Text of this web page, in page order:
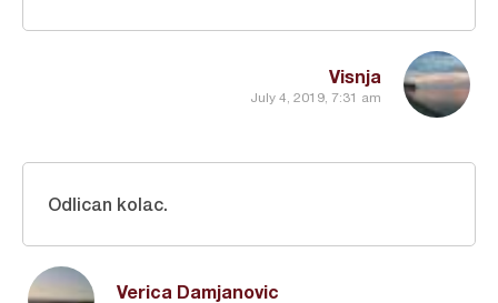
Visnja
July 4, 2019, 7:31 am
Verica Damjanovic
Odlican kolac.